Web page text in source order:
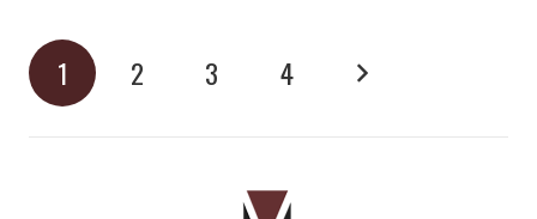
1 2 3 4